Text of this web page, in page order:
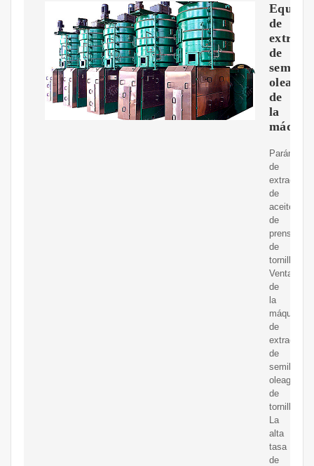
Equipo
de
de
semillas
de
la
Parámetro
de
extracción
de
aceite
de
prensa
de
tornillo
Ventajas
de
la
máquina
de
extracción
de
semillas
de
tornillo.
La
alta
tasa
de